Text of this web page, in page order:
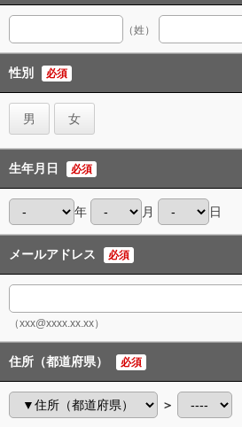
（姓）
性別 必須
男 女
生年月日 必須
年 月 日
メールアドレス 必須
（xxx@xxxx.xx.xx）
住所（都道府県） 必須
＞